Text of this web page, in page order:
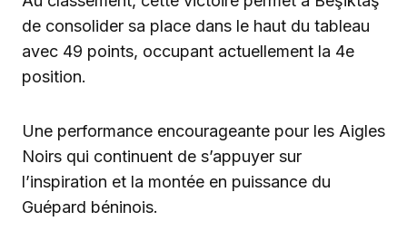
de consolider sa place dans le haut du tableau
avec 49 points, occupant actuellement la 4e
position.
Une performance encourageante pour les Aigles
Noirs qui continuent de s’appuyer sur
l’inspiration et la montée en puissance du
Guépard béninois.